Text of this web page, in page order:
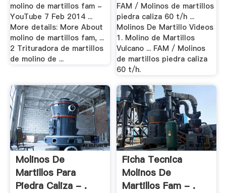
molino de martillos fam -
YouTube 7 Feb 2014 ...
More details: More About
molino de martillos fam, ...
2 Trituradora de martillos
de molino de ...
FAM / Molinos de martillos
piedra caliza 60 t/h ...
Molinos De Martillo Videos
1. Molino de Martillos
Vulcano ... FAM / Molinos
de martillos piedra caliza
60 t/h.
Molinos De
Martillos Para
Piedra Caliza - .
Ficha Tecnica
Molinos De
Martillos Fam - .